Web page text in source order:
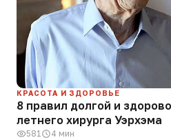
КРАСОТА И ЗДОРОВЬЕ
8 правил долгой и
летнего хирурга Уэрхэма
581 4 мин